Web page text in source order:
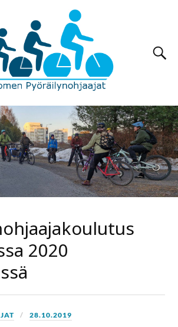
2020
28.10.2019